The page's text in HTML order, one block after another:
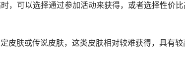
，可以选择通过参加活动来获得，或者选择性价比
皮肤或传说皮肤，这类皮肤相对较难获得，具有较